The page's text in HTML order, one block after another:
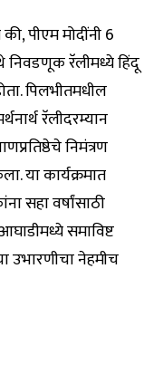
पीएम मोदींनी 6
निवडणूक रॅलीमध्ये हिंदू
पिलभीतमधील
रॅलीदरम्यान
निमंत्रण
या कार्यक्रमात
सहा वर्षांसाठी
समाविष्ट
उभारणीचा नेहमीच